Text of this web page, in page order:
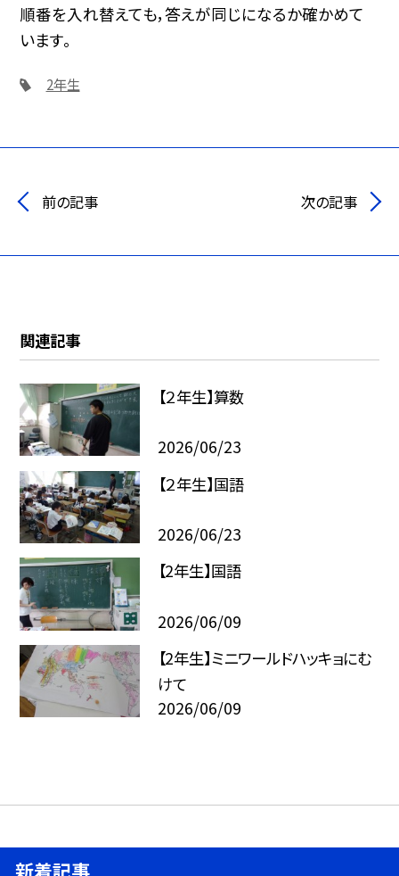
順番を入れ替えても，答えが同じになるか確かめて
います。
2年生
前の記事 次の記事
関連記事
【２年生】算数
2026/06/23
【２年生】国語
2026/06/23
【2年生】国語
2026/06/09
【2年生】ミニワールドハッキョにむ
けて
2026/06/09